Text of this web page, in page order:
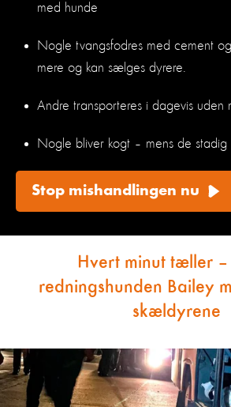
med hunde
Nogle tvangsfodres med cement
mere og kan sælges dyrere.
Andre transporteres i dagevis uden
Nogle bliver kogt – mens de stadig
Stop mishandlingen nu
Hvert minut tæller –
redningshunden Bailey
skældyrene